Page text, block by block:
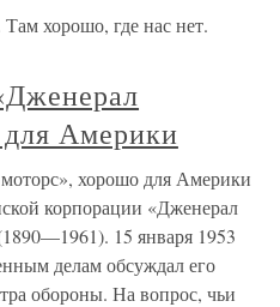
хорошо, где нас нет.
Америки
хорошо для Америки
корпорации «Дженерал
15 января 1953
делам обсуждал его
обороны. На вопрос, чьи